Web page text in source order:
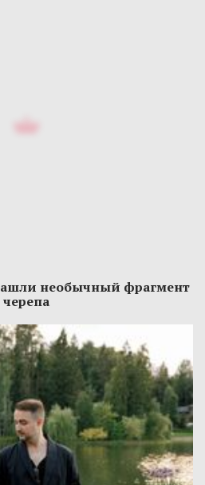
необычный фрагмент
черепа